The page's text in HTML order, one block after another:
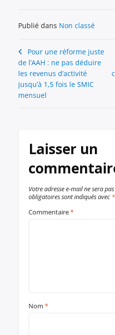
Publié dans Non classé
Navigation
de
l’article
Pour une réforme juste
de l’AAH : ne pas déduire
les revenus d’activité
jusqu’à 1,5 fois le SMIC
mensuel
Laisser un
Votre adresse e-mail ne sera
obligatoires sont indiqués avec *
Commentaire*
Nom*